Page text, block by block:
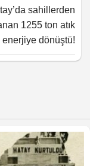
sahillerden
1255 ton atık
enerjiye dönüştü!